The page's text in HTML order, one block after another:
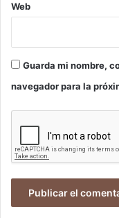
Web
Guarda mi nombre,
navegador para la